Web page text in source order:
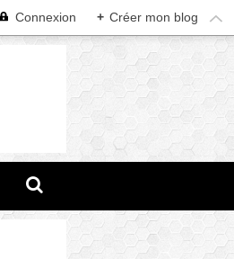
Connexion + Créer mon blog